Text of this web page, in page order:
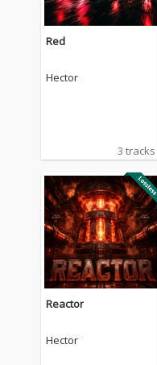
Red
Hector
3 tracks
Reactor
Hector